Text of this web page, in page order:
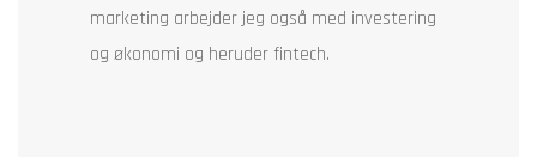
marketing arbejder jeg også med investering
og økonomi og heruder fintech.